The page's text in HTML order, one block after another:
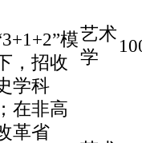
模
，招收
学科
在非高
革省
艺术
学